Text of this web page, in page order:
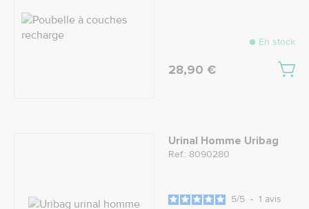
En stock
28,90 €
Urinal Homme Uribag
Ref.: 8090280
5/5 - 1 avis